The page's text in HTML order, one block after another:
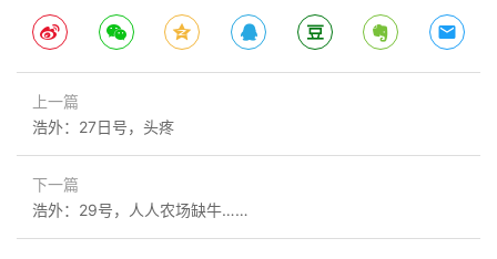
上一篇
浩外：27日号，头疼
下一篇
浩外：29号，人人农场缺牛……